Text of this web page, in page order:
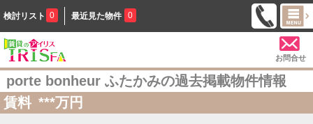
検討リスト 0 最近見た物件 0
お問合せ
porte bonheur ふたかみの過去掲載物件情報
賃料 ***万円